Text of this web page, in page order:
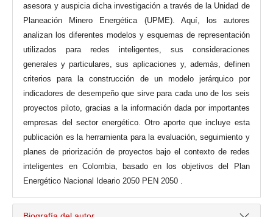
asesora y auspicia dicha investigación a través de la Unidad de
Planeación Minero Energética (UPME). Aquí, los autores
analizan los diferentes modelos y esquemas de representación
utilizados para redes inteligentes, sus consideraciones
generales y particulares, sus aplicaciones y, además, definen
criterios para la construcción de un modelo jerárquico por
indicadores de desempeño que sirve para cada uno de los seis
proyectos piloto, gracias a la información dada por importantes
empresas del sector energético. Otro aporte que incluye esta
publicación es la herramienta para la evaluación, seguimiento y
planes de priorización de proyectos bajo el contexto de redes
inteligentes en Colombia, basado en los objetivos del Plan
Energético Nacional Ideario 2050 PEN 2050 .